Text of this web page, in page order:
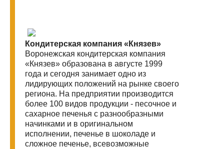
Кондитерская компания «Князев»
Воронежская кондитерская компания
«Князев» образована в августе 1999
года и сегодня занимает одно из
лидирующих положений на рынке своего
региона. На предприятии производится
более 100 видов продукции - песочное и
сахарное печенья с разнообразными
начинками и в оригинальном
исполнении, печенье в шоколаде и
сложное печенье, всевозможные